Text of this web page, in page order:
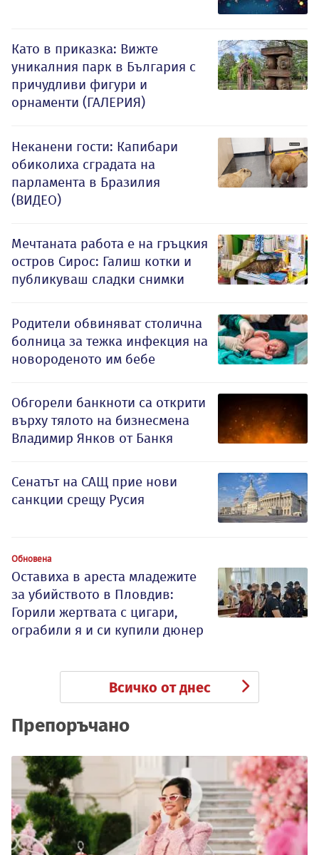
Като в приказка: Вижте
уникалния парк в България с
причудливи фигури и
орнаменти (ГАЛЕРИЯ)
Неканени гости: Капибари
обиколиха сградата на
парламента в Бразилия
(ВИДЕО)
Мечтаната работа е на гръцкия
остров Сирос: Галиш котки и
публикуваш сладки снимки
Родители обвиняват столична
болница за тежка инфекция на
новороденото им бебе
Обгорели банкноти са открити
върху тялото на бизнесмена
Владимир Янков от Банкя
Сенатът на САЩ прие нови
санкции срещу Русия
Обновена
Оставиха в ареста младежите
за убийството в Пловдив:
Горили жертвата с цигари,
ограбили я и си купили дюнер
Всичко от днес
Препоръчано